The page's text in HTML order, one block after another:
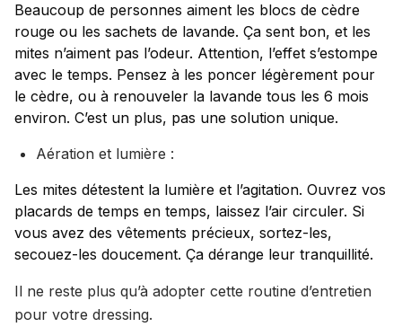
Beaucoup de personnes aiment les blocs de cèdre
rouge ou les sachets de lavande. Ça sent bon, et les
mites n’aiment pas l’odeur. Attention, l’effet s’estompe
avec le temps. Pensez à les poncer légèrement pour
le cèdre, ou à renouveler la lavande tous les 6 mois
environ. C’est un plus, pas une solution unique.
Aération et lumière :
Les mites détestent la lumière et l’agitation. Ouvrez vos
placards de temps en temps, laissez l’air circuler. Si
vous avez des vêtements précieux, sortez-les,
secouez-les doucement. Ça dérange leur tranquillité.
Il ne reste plus qu’à adopter cette routine d’entretien
pour votre dressing.